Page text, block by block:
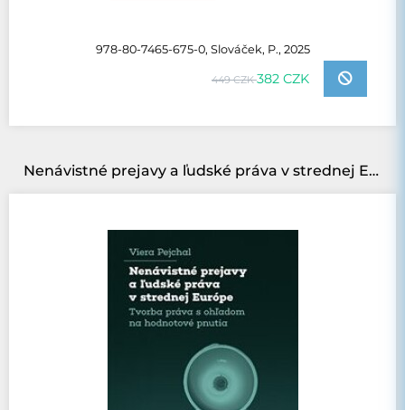
978-80-7465-675-0, Slováček, P., 2025
449 CZK382 CZK
Nenávistné prejavy a ľudské práva v strednej Európe: Tvorba práva s ohľadom na hodnotové pnutia